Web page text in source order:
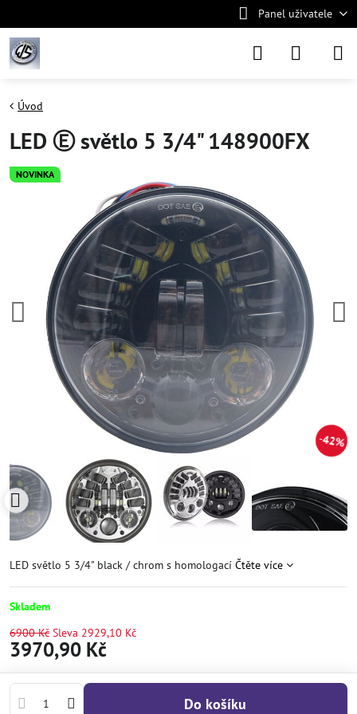
Panel uživatele
NOVINKA
42%
Úvod
LED Ⓔ světlo 5 3/4" 148900FX
LED světlo 5 3/4" black / chrom s homologací Čtěte více
Skladem
6900 Kč Sleva 2929,10 Kč
3970,90 Kč
Do košíku